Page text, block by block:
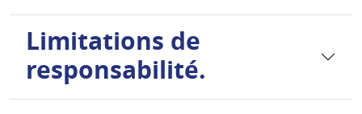
Limitations de
responsabilité.